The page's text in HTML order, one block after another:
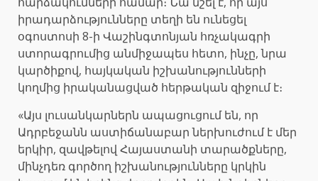
իրադարձությունները տեղի են ունեցել
օգոստոսի 8-ի Վաշինգտոնյան հռչակագրի
ստորագրումից անմիջապես հետո, ինչը, նրա
կարծիքով, հայկական իշխանությունների
կողմից իրականացված հերթական զիջում է։
«Այս լուսանկարներն ապացուցում են, որ
Ադրբեջանն աստիճանաբար ներխուժում է մեր
երկիր, զավթելով Հայաստանի տարածքները,
մինչդեռ գործող իշխանությունները կրկին